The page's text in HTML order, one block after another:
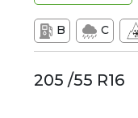
B C
205 /55 R16